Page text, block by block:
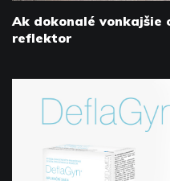
Ak dokonalé vonkajšie
reflektor